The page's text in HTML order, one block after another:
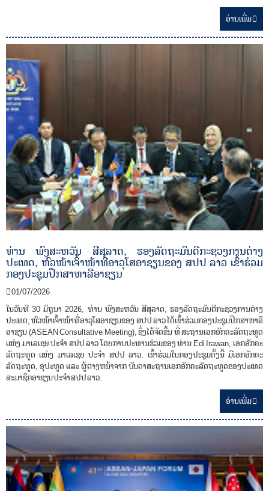
ອ່ານ​ເພີ່ມ
ທ່ານ ພົງສະຫວັນ ສີສຸລາດ, ຮອງລັດຖະມົນຕີກະຊວງການຕ່າງ
ປະເທດ, ຫົວໜ້າເຈົ້າໜ້າທີ່ອາວຸໂສອາຊຽນຂອງ ສປປ ລາວ ເຂົ້າຮ່ວມ
ກອງປະຊຸມປຶກສາຫາລືອາຊຽນ
01/07/2026
ໃນວັນທີ 30 ມິຖຸນາ 2026, ທ່ານ ພົງສະຫວັນ ສີສຸລາດ, ຮອງລັດຖະມົນຕີກະຊວງການຕ່າງ
ປະເທດ, ຫົວໜ້າເຈົ້າໜ້າທີ່ອາວຸໂສອາຊຽນຂອງ ສປປ ລາວ ໄດ້ເຂົ້າຮ່ວມກອງປະຊຸມປຶກສາຫາລື
ອາຊຽນ (ASEAN Consultative Meeting), ຊຶ່ງໄດ້ຈັດຂຶ້ນ ທີ່ ສະຖານເອກອັກຄະລັດຖະທູດ
ເເຫ່ງ ມາເລເຊຍ ປະຈໍາ ສປປ ລາວ ໂດຍການປະທານຮ່ວມຂອງ ທ່ານ Edi Irawan, ເອກອັກຄະ
ລັດຖະທູດ ເເຫ່ງ ມາເລເຊຍ ປະຈໍາ ສປປ ລາວ. ເຂົ້າຮ່ວມໃນກອງປະຊຸມຄັ້ງນີ້ ມີເອກອັກຄະ
ລັດຖະທູດ, ອຸປະທູດ ແລະ ຜູ້ຕາງຫນ້າຈາກ ບັນດາສະຖານເອກອັກຄະລັດຖະທູດຂອງປະເທດ
ສະມາຊິກອາຊຽນ ປະຈຳ ສປປ ລາວ.
ອ່ານ​ເພີ່ມ